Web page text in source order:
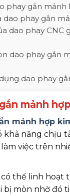
phay gắn mảnh
dao phay gắn
dao phay CNC
dao phay gắn
dao phay
mảnh
mảnh hợp
khả năng chịu
việc trên
có thể linh hoạt
bị mòn nhờ đó